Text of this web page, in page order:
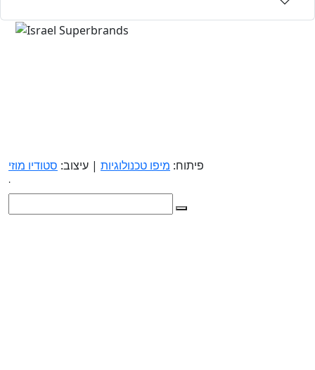
פיתוח: מיפו טכנולוגיות | עיצוב: סטודיו מוזי
.